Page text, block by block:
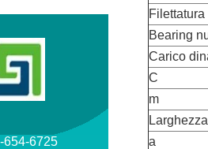
654-6725
Filettatura
Bearing
Carico
C
m
a